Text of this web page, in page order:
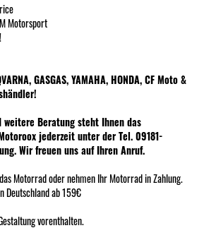
Motorsport
GASGAS, YAMAHA, HONDA, CF Moto &
weitere Beratung steht Ihnen das
jederzeit unter der Tel. 09181-
Wir freuen uns auf Ihren Anruf.
Motorrad oder nehmen Ihr Motorrad in Zahlung.
Deutschland ab 159€
vorenthalten.